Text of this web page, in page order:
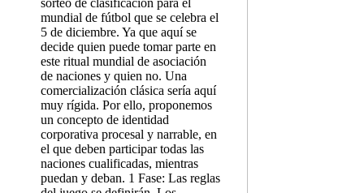
sorteo de clasificación para el
mundial de fútbol que se celebra el
5 de diciembre. Ya que aquí se
decide quien puede tomar parte en
este ritual mundial de asociación
de naciones y quien no. Una
comercialización clásica sería aquí
muy rígida. Por ello, proponemos
un concepto de identidad
corporativa procesal y narrable, en
el que deben participar todas las
naciones cualificadas, mientras
puedan y deban. 1 Fase: Las reglas